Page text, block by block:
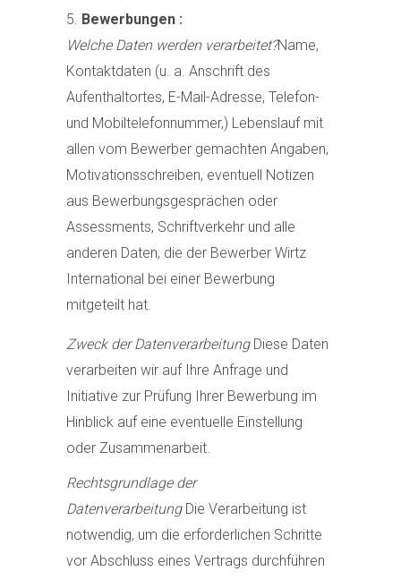
Bewerbungen :
Welche Daten werden verarbeitet?Name,
Kontaktdaten (u. a. Anschrift des
Aufenthaltortes, E-Mail-Adresse, Telefon-
und Mobiltelefonnummer,) Lebenslauf mit
allen vom Bewerber gemachten Angaben,
Motivationsschreiben, eventuell Notizen
aus Bewerbungsgesprächen oder
Assessments, Schriftverkehr und alle
anderen Daten, die der Bewerber Wirtz
International bei einer Bewerbung
mitgeteilt hat.
Zweck der DatenverarbeitungDiese Daten
verarbeiten wir auf Ihre Anfrage und
Initiative zur Prüfung Ihrer Bewerbung im
Hinblick auf eine eventuelle Einstellung
oder Zusammenarbeit.
Rechtsgrundlage der
DatenverarbeitungDie Verarbeitung ist
notwendig, um die erforderlichen Schritte
vor Abschluss eines Vertrags durchführen